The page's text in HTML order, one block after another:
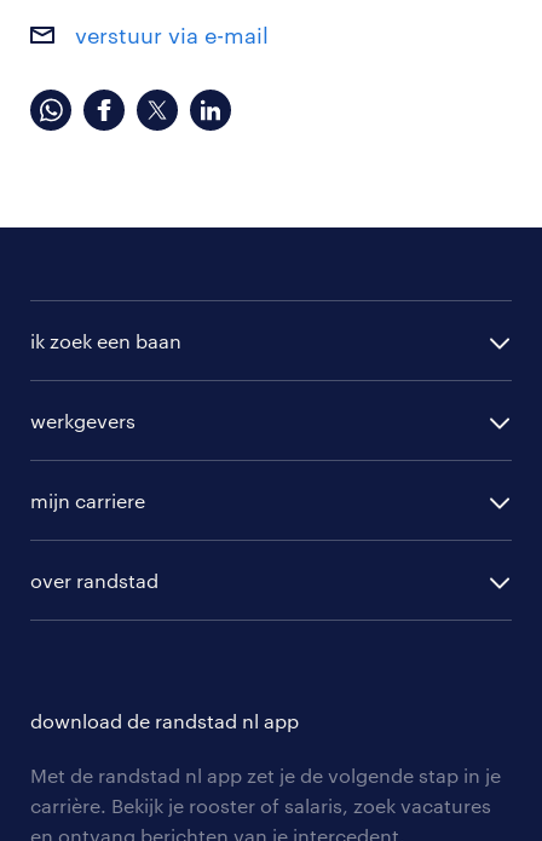
verstuur via e-mail
ik zoek een baan
randstad professional
randstad digital
werkgevers
hr-diensten
branches
tarieven
personeel gezocht
aanmelden nieuwsbrief
mijn carriere
solliciteren
blogs en artikelen
over randstad
onze vestigingen
download de randstad nl app
Met de randstad nl app zet je de volgende stap in je
carrière. Bekijk je rooster of salaris, zoek vacatures
en ontvang berichten van je intercedent.